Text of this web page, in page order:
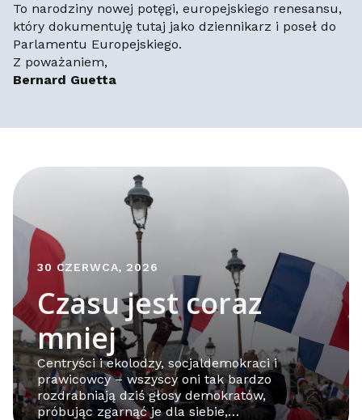
To narodziny nowej potęgi, europejskiego renesansu,
który dokumentuję tutaj jako dziennikarz i poseł do
Parlamentu Europejskiego.
Z poważaniem,
Bernard Guetta
30 CZERWCA, 2026
Czasu jest coraz
mniej
Centryści i ekolodzy, socjaldemokraci i
prawicowcy – wszyscy oni tak bardzo
rozdrabniają dziś głosy demokratów,
próbując zgarnąć je dla siebie,…